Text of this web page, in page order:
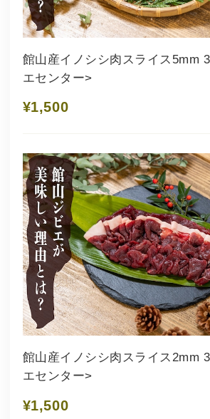
館山産イノシシ肉スライス5mm
エセンター>
¥1,500
館山産イノシシ肉スライス2mm
エセンター>
¥1,500